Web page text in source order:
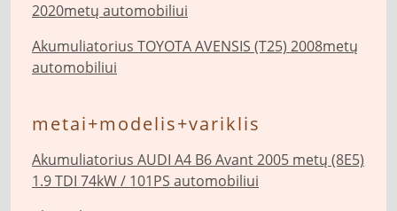
2020metų automobiliui
Akumuliatorius TOYOTA AVENSIS (T25) 2008metų
automobiliui
metai+modelis+variklis
Akumuliatorius AUDI A4 B6 Avant 2005 metų (8E5)
1.9 TDI 74kW / 101PS automobiliui